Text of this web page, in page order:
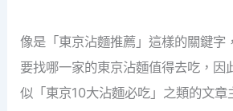
像是「東京沾麵推薦」這樣的關鍵字
要找哪一家的東京沾麵值得去吃，因
似「東京10大沾麵必吃」之類的文章